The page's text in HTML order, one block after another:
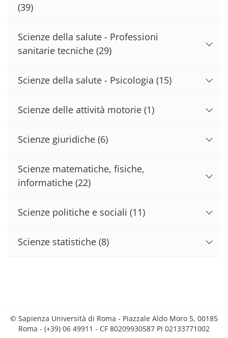
(39)
Scienze della salute - Professioni
sanitarie tecniche (29)
Scienze della salute - Psicologia (15)
Scienze delle attività motorie (1)
Scienze giuridiche (6)
Scienze matematiche, fisiche,
informatiche (22)
Scienze politiche e sociali (11)
Scienze statistiche (8)
© Sapienza Università di Roma - Piazzale Aldo Moro 5, 00185
Roma - (+39) 06 49911 - CF 80209930587 PI 02133771002